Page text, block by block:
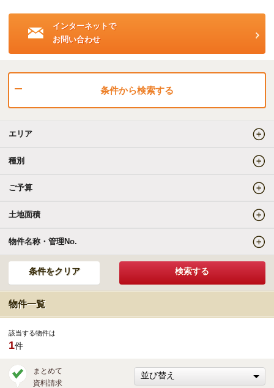
インターネットで
お問い合わせ
条件から検索する
エリア
種別
ご予算
土地面積
物件名称・管理No.
物件一覧
該当する物件は
1件
まとめて
資料請求
査定をしてほしい
売却方法等について相談したい
仲介でのご売却とは
リゾートSTYLE
リゾートに関する様々なお役立ち情報をお届け